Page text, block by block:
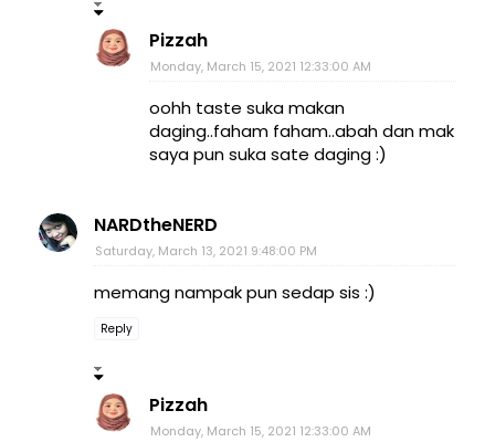
Pizzah
Monday, March 15, 2021 12:33:00 AM
oohh taste suka makan
daging..faham faham..abah dan mak
saya pun suka sate daging :)
NARDtheNERD
Saturday, March 13, 2021 9:48:00 PM
memang nampak pun sedap sis :)
Reply
Pizzah
Monday, March 15, 2021 12:33:00 AM